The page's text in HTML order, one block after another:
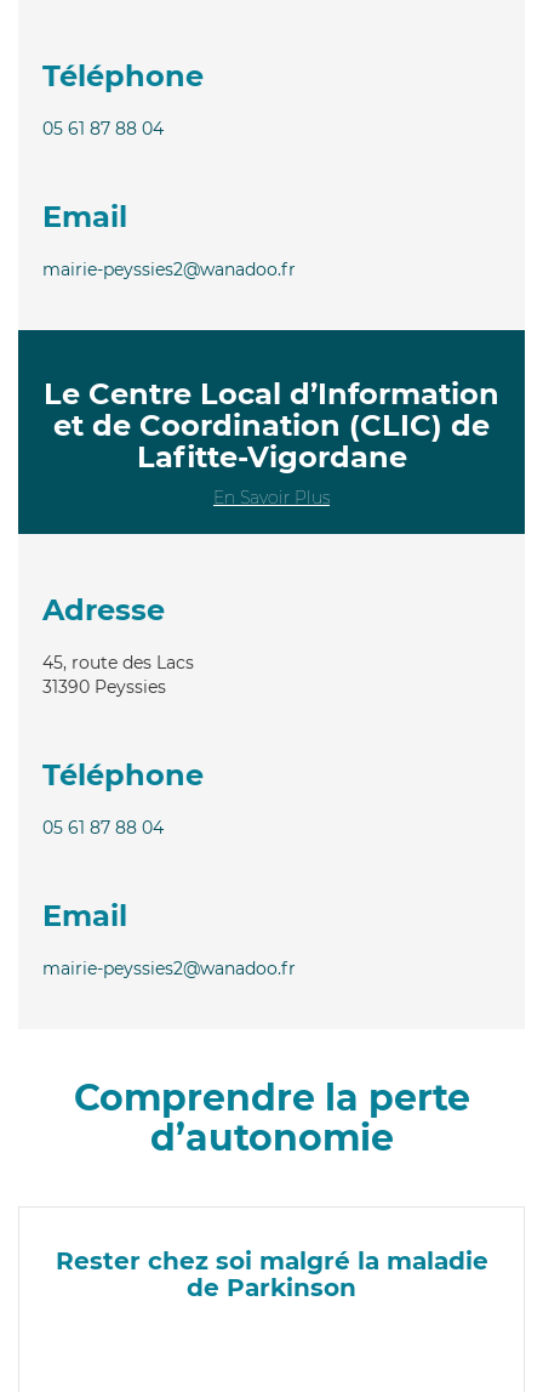
Téléphone
05 61 87 88 04
Email
mairie-peyssies2@wanadoo.fr
Le Centre Local d’Information
et de Coordination (CLIC) de
Lafitte-Vigordane
En Savoir Plus
Adresse
45, route des Lacs
31390 Peyssies
Téléphone
05 61 87 88 04
Email
mairie-peyssies2@wanadoo.fr
Comprendre la perte
d’autonomie
Rester chez soi malgré la maladie
de Parkinson